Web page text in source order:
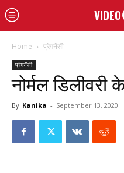
VIDEO
Home प्रेगनेंसी
प्रेगनेंसी
नोर्मल डिलीवरी
By Kanika - September 13, 2020